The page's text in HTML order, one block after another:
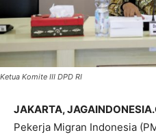
Ketua Komite III DPD RI
JAKARTA,
Pekerja Migran Indonesia